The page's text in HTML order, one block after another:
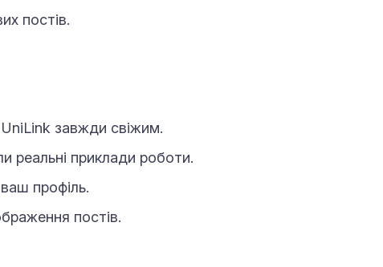
постів.
завжди свіжим.
реальні приклади роботи.
профіль.
постів.